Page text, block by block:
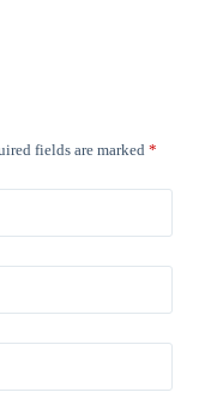
fields are marked *